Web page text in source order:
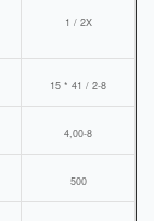
1 / 2X
15 * 41 / 2-8
4,00-8
500